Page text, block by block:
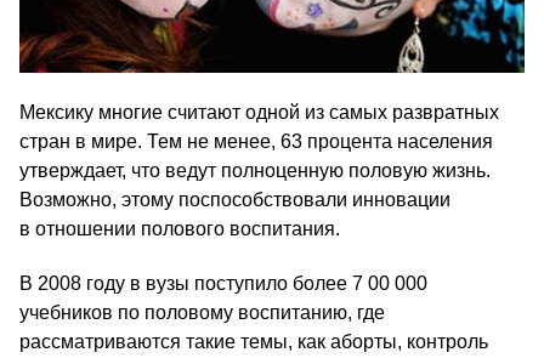
Мексику многие считают одной из самых развратных
стран в мире. Тем не менее, 63 процента населения
утверждает, что ведут полноценную половую жизнь.
Возможно, этому поспособствовали инновации
в отношении полового воспитания.
В 2008 году в вузы поступило более 7 00 000
учебников по половому воспитанию, где
рассматриваются такие темы, как аборты, контроль